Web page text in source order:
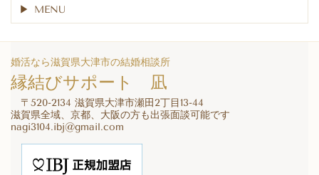
MENU
婚活なら滋賀県大津市の結婚相談所
縁結びサポート 凪
〒520-2134 滋賀県大津市瀬田2丁目13-44
滋賀県全域、京都、大阪の方も出張面談可能です
nagi3104.ibj@gmail.com